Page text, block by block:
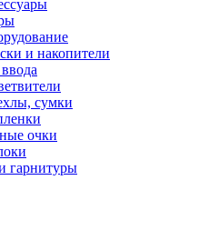
и накопители
сумки
очки
гарнитуры